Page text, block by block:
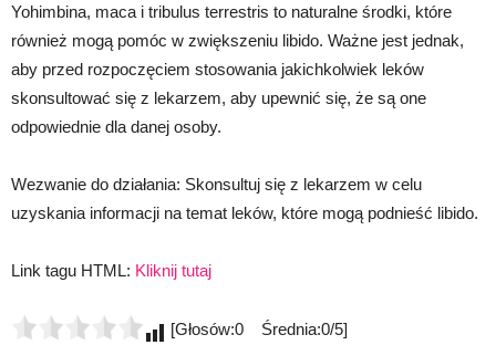
Yohimbina, maca i tribulus terrestris to naturalne środki, które
również mogą pomóc w zwiększeniu libido. Ważne jest jednak,
aby przed rozpoczęciem stosowania jakichkolwiek leków
skonsultować się z lekarzem, aby upewnić się, że są one
odpowiednie dla danej osoby.
Wezwanie do działania: Skonsultuj się z lekarzem w celu
uzyskania informacji na temat leków, które mogą podnieść libido.
Link tagu HTML: Kliknij tutaj
[Głosów:0 Średnia:0/5]